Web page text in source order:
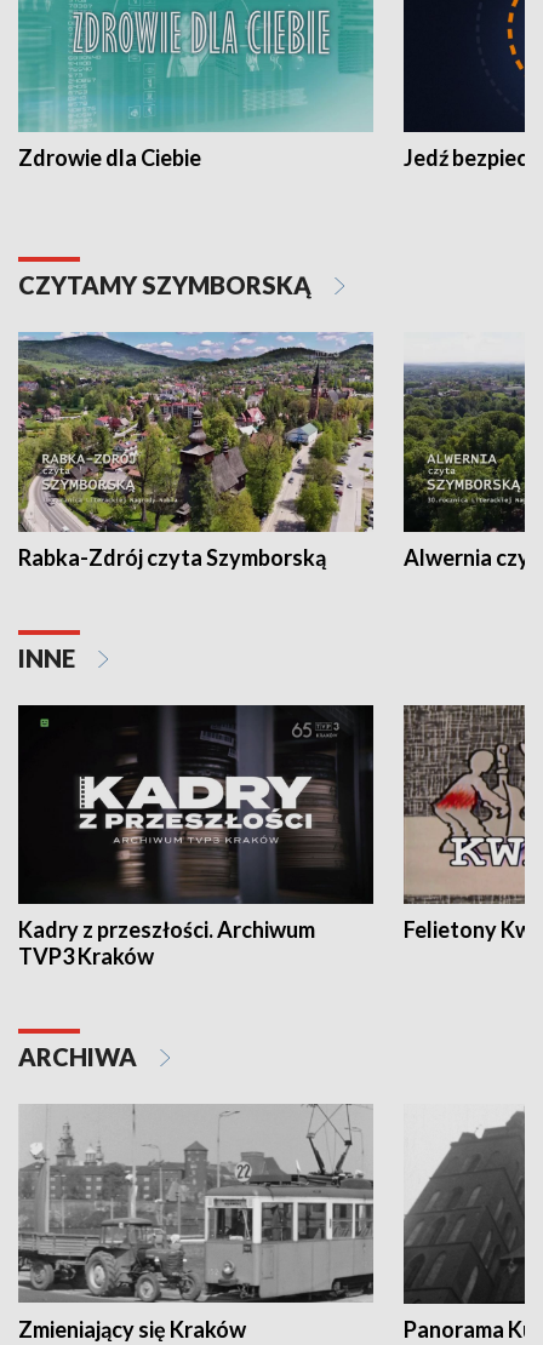
Zdrowie dla Ciebie Jedź
CZYTAMY SZYMBORSKĄ
Rabka-Zdrój czyta Szymborską Alwernia
INNE
Kadry z przeszłości. Archiwum
TVP3 Kraków
Felietony
ARCHIWA
Zmieniający się Kraków Panorama